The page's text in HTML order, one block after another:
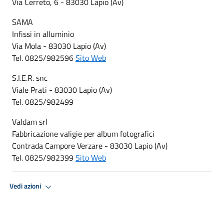
SAMA
Infissi in alluminio
Via Mola - 83030 Lapio (Av)
Tel. 0825/982596Sito Web
S.I.E.R. snc
Viale Prati - 83030 Lapio (Av)
Tel. 0825/982499
Valdam srl
Fabbricazione valigie per album fotografici
Contrada Campore Verzare - 83030 Lapio (Av)
Tel. 0825/982399Sito Web
Vedi azioni